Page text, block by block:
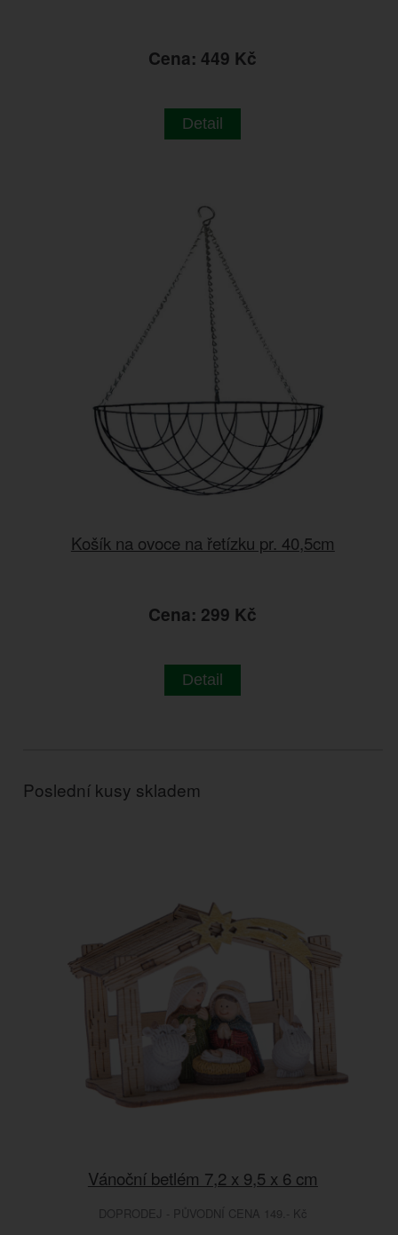
Cena: 449 Kč
Detail
Košík na ovoce na řetízku pr. 40,5cm
Cena: 299 Kč
Detail
Poslední kusy skladem
Vánoční betlém 7,2 x 9,5 x 6 cm
DOPRODEJ - PŮVODNÍ CENA 149.- Kč